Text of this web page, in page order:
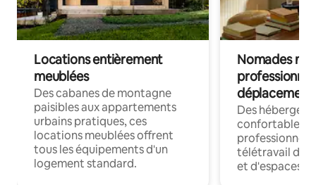
Locations entièrement
meublées
Des cabanes de montagne
paisibles aux appartements
urbains pratiques, ces
locations meublées offrent
tous les équipements d'un
logement standard.
Nomades
déplacement
Des
confortables
professionnels
télétravail
et d'espaces